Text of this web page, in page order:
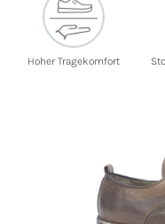
Hoher Tragekomfort